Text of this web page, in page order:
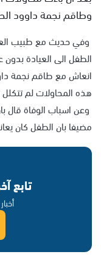
وطاقم نجمة داوود
وفي حديث مع طبيب
الطفل الى العيادة بدون
انعاش مع طاقم نجمة
هذه المحاولات لم تتكلل
وعن اسباب الوفاة قال
مضيفا بان الطفل كان
تابع